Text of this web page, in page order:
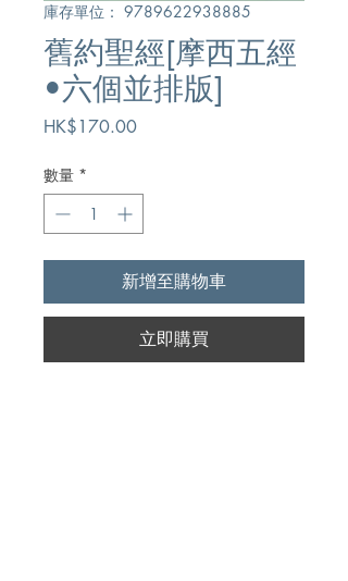
庫存單位： 9789622938885
舊約聖經[摩西五經
•六個並排版]
HK$170.00價
數量 *
新增至購物車
立即購買